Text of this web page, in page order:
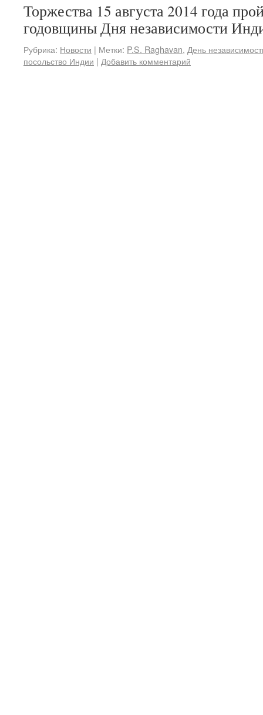
Торжества 15 августа 2014 года
годовщины Дня независимости
Рубрика: Новости | Метки: P.S. Raghavan, День
посольство Индии | Добавить комментарий